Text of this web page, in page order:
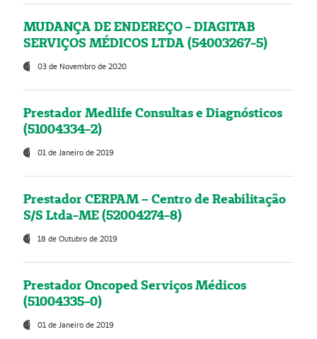
MUDANÇA DE ENDEREÇO - DIAGITAB
SERVIÇOS MÉDICOS LTDA (54003267-5)
03 de Novembro de 2020
Prestador Medlife Consultas e Diagnósticos
(51004334-2)
01 de Janeiro de 2019
Prestador CERPAM – Centro de Reabilitação
S/S Ltda-ME (52004274-8)
18 de Outubro de 2019
Prestador Oncoped Serviços Médicos
(51004335-0)
01 de Janeiro de 2019